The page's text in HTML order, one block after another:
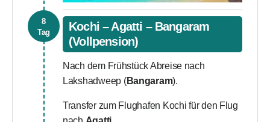
8
Tag
Kochi – Agatti – Bangaram
(Vollpension)
Nach dem Frühstück Abreise nach
Lakshadweep (Bangaram).
Transfer zum Flughafen Kochi für den Flug